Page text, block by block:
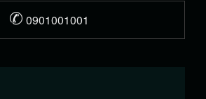
✆ 0901001001